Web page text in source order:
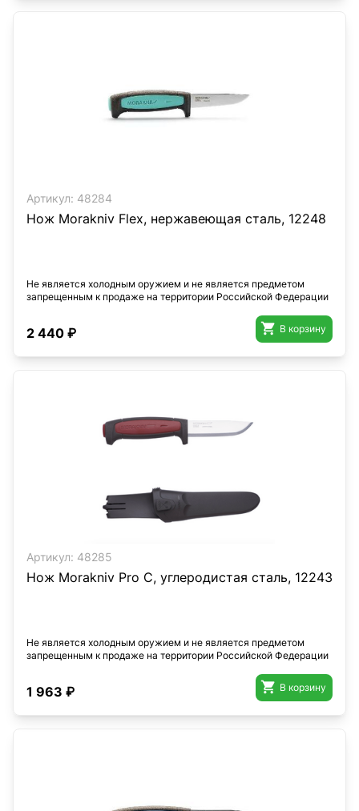
Артикул: 48284
Нож Morakniv Flex, нержавеющая сталь, 12248
Не является холодным оружием и не является предметом
запрещенным к продаже на территории Российской Федерации
2 440 ₽  В корзину
Артикул: 48285
Нож Morakniv Pro C, углеродистая сталь, 12243
Не является холодным оружием и не является предметом
запрещенным к продаже на территории Российской Федерации
1 963 ₽  В корзину